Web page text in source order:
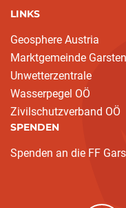
LINKS
Geosphere Austria
Marktgemeinde Garsten
Unwetterzentrale
Wasserpegel OÖ
Zivilschutzverband OÖ
SPENDEN
Spenden an die FF